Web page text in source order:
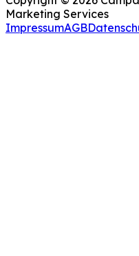
Marketing Services
ImpressumAGB